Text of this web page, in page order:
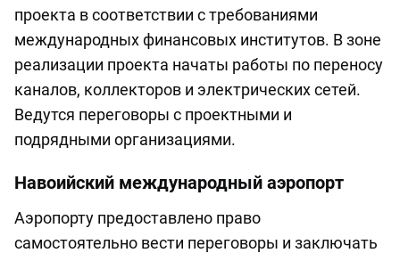
проекта в соответствии с требованиями
международных финансовых институтов. В зоне
реализации проекта начаты работы по переносу
каналов, коллекторов и электрических сетей.
Ведутся переговоры с проектными и
подрядными организациями.
Навоийский международный аэропорт
Аэропорту предоставлено право
самостоятельно вести переговоры и заключать